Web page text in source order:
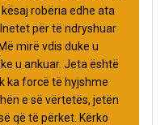
robëria edhe ata
për të ndryshuar
mirë vdis duke u
u ankuar. Jeta është
ka forcë të hyjshme
e së vërtetës, jetën
që të përket. Kërko